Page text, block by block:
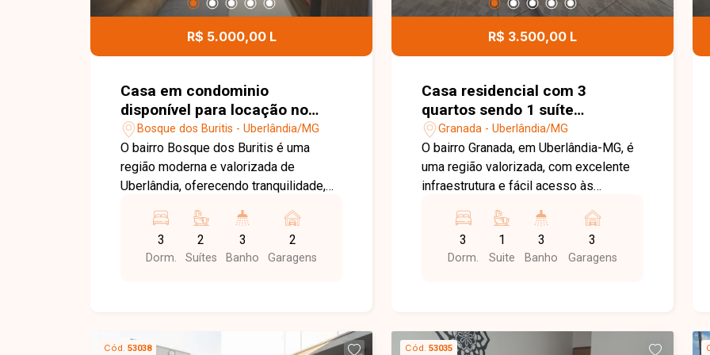
para futuras ampliações. Entre em
agende uma visita para conhecer esta
excelente oportunidade para quem
bem localizado e com todo o conforto
agende sua visita!
R$ 5.000,00 L
Casa em condominio
disponível para locação no
bairro Bosque dos Buritis em
Uberlândia-MG
Bosque dos Buritis - Uberlândia/MG
O bairro Bosque dos Buritis é uma
região moderna e valorizada de
Uberlândia, oferecendo tranquilidade,
vias da cidade. Próximo à Granja
Marileusa, conta com excelente
infraestrutura e está cercado por
locação,sendo Sala com painel para TV,
3
Dorm.
2
Suítes
3
Banho
2
Garagens
R$ 3.500,00 L
Casa residencial com 3
quartos sendo 1 suíte
disponível para locação no
bairro Granada em Uberlândia-
MG
Granada - Uberlândia/MG
O bairro Granada, em Uberlândia-MG, é
uma região valorizada, com excelente
infraestrutura e fácil acesso às
Hospital Municipal, supermercados,
escolas, farmácias e diversos
comércios, oferece praticidade,
suíte, banheiro social com box em
3
Dorm.
1
Suite
3
Banho
3
Garagens
Cód. 53038 Cód. 53035